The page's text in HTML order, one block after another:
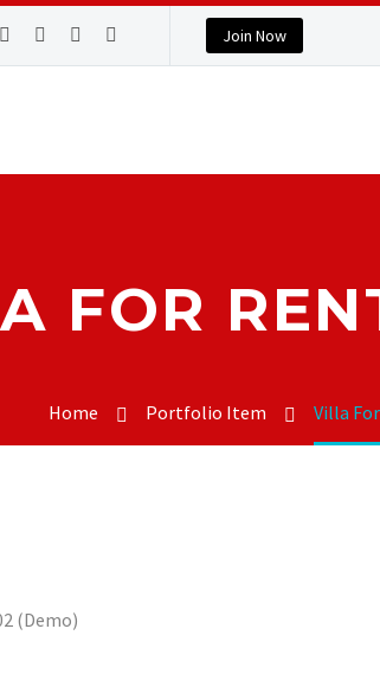
Join Now
FOR
Home Portfolio Item Villa
(Demo)